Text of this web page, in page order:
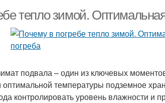
тепло зимой.
подвала – один из ключевых
температуры подземное
контролировать уровень влажности и